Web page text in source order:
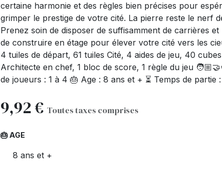
certaine harmonie et des règles bien précises pour
grimper le prestige de votre cité. La pierre reste le nerf
Prenez soin de disposer de suffisamment de carrières
de construire en étage pour élever votre cité vers les
4 tuiles de départ, 61 tuiles Cité, 4 aides de jeu, 40
Architecte en chef, 1 bloc de score, 1 règle du jeu
de joueurs : 1 à 4 🎂 Age : 8 ans et + ⏳ Temps de partie
9,92€ Toutes taxes comprises
🎂 AGE
8 ans et +